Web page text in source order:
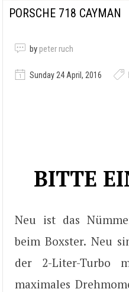
PORSCHE 718 CAYMAN
by peter ruch
Sunday 24 April, 2016
BITTE
Neu ist das
beim Boxster. Neu
der 2-Liter-Turbo
maximales